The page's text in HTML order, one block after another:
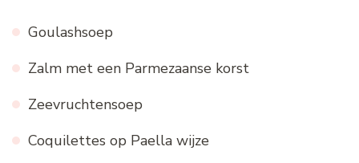
Goulashsoep
Zalm met een Parmezaanse korst
Zeevruchtensoep
Coquilettes op Paella wijze